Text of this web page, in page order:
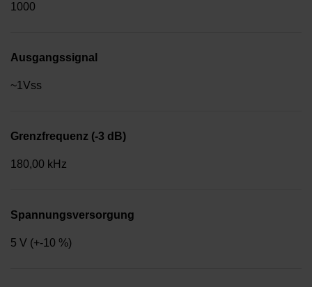
1000
Ausgangssignal
~1Vss
Grenzfrequenz (-3 dB)
180,00 kHz
Spannungsversorgung
5 V (+-10 %)